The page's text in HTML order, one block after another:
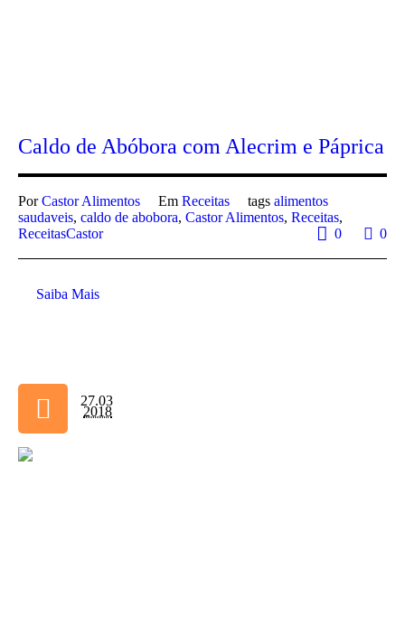
Caldo de Abóbora com Alecrim e Páprica
PorCastor Alimentos Em Receitas tags alimentos
saudaveis, caldo de abobora, Castor Alimentos, Receitas,
ReceitasCastor
0
0
Saiba Mais
27.03
2018